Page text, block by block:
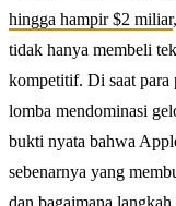
hingga hampir $2 miliar
tidak hanya membeli
kompetitif. Di saat para
lomba mendominasi
bukti nyata bahwa
sebenarnya yang